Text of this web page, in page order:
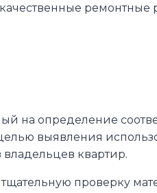
ремонтные
на определение
выявления
квартир.
проверку